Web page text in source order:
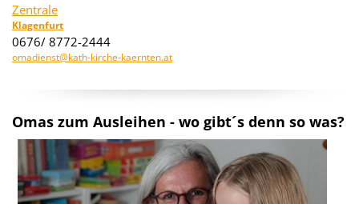
Zentrale
Klagenfurt
0676/ 8772-2444
omadienst@kath-kirche-kaernten.at
Omas zum Ausleihen - wo gibt´s denn so was?